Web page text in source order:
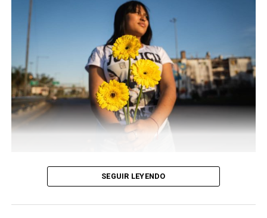
Un pueblo: Florencio Varela
SEGUIR LEYENDO